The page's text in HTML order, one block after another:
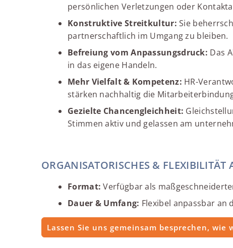
persönlichen Verletzungen oder
Konstruktive Streitkultur:Sie
partnerschaftlich im Umgang zu bleiben.
Befreiung vom Anpassungsdruck: Das
in das eigene Handeln.
Mehr Vielfalt & Kompetenz: HR-
stärken nachhaltig die
Gezielte Chancengleichheit:
Stimmen aktiv und gelassen am
ORGANISATORISCHES & FLEXIBILITÄT
Format:Verfügbar als
Dauer & Umfang: Flexibel anpassbar an
Lassen Sie uns gemeinsam besprechen,